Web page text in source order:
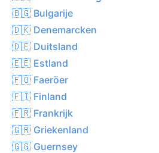
🇧🇬 Bulgarije
🇩🇰 Denemarcken
🇩🇪 Duitsland
🇪🇪 Estland
🇫🇴 Faeröer
🇫🇮 Finland
🇫🇷 Frankrijk
🇬🇷 Griekenland
🇬🇬 Guernsey